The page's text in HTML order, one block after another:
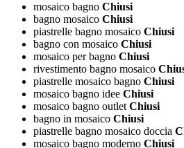
mosaico bagno Chiusi
bagno mosaico Chiusi
piastrelle bagno mosaico Chiusi
bagno con mosaico Chiusi
mosaico per bagno Chiusi
rivestimento bagno mosaico
piastrelle mosaico bagno Chiusi
mosaico bagno idee Chiusi
mosaico bagno outletChiusi
bagno in mosaico Chiusi
piastrelle bagno mosaico doccia
mosaico bagno moderno Chiusi